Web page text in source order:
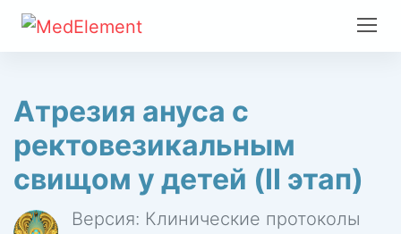
Атрезия ануса с
ректовезикальным
свищом у детей (II этап)
Версия: Клинические протоколы